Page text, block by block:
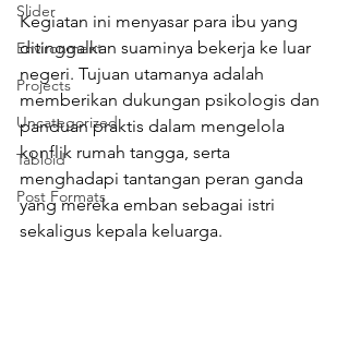
Slider
Environment
Projects
Uncategorized
Tabloid
Post Formats
Kegiatan ini menyasar para ibu yang
ditinggalkan suaminya bekerja ke luar
negeri. Tujuan utamanya adalah
memberikan dukungan psikologis dan
panduan praktis dalam mengelola
konflik rumah tangga, serta
menghadapi tantangan peran ganda
yang mereka emban sebagai istri
sekaligus kepala keluarga.